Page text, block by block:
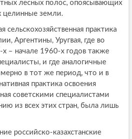
лесных полос, опоясывающих
целинные земли.
сельскохозяйственная практика
Аргентины, Уругвая, где во
– начале 1960-х годов также
и где аналогичные
в тот же период, что и в
практика освоения
советскими специалистами
из всех этих стран, была лишь
российско-казахстанские